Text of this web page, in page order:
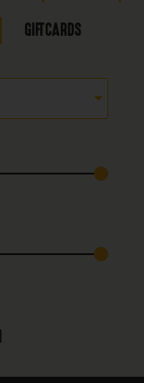
GIFTCARDS